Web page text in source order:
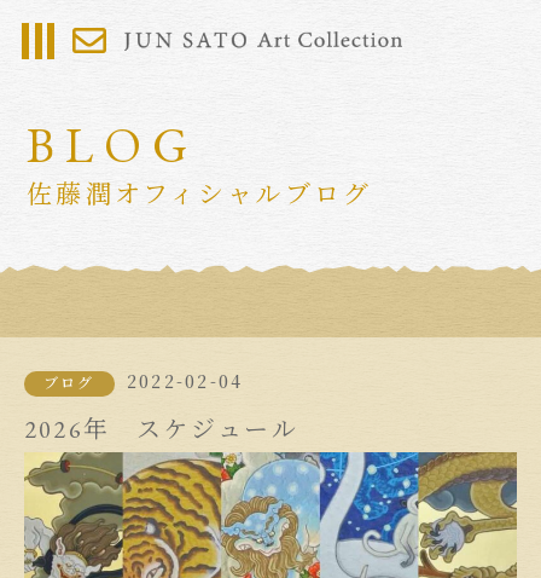
BLOG
佐藤潤オフィシャルブログ
ブログ 2022-02-04
2026年 スケジュール